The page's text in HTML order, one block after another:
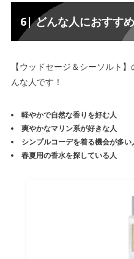
6| どんな人におすす
【ウッドセージ＆シーソルト
んな人です！
軽やかで自然な香りを好む人
爽やかなマリン系が好きな人
シンプルコーデを着る機会が多い
春夏用の香水を探している人